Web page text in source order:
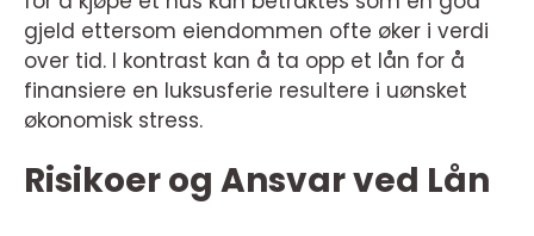
gjeld ettersom eiendommen ofte øker i verdi
over tid. I kontrast kan å ta opp et lån for å
finansiere en luksusferie resultere i uønsket
økonomisk stress.
Risikoer og Ansvar ved Lån